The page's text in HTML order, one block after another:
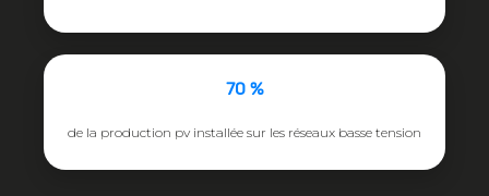
70 %
de la production pv installée sur les réseaux basse tension